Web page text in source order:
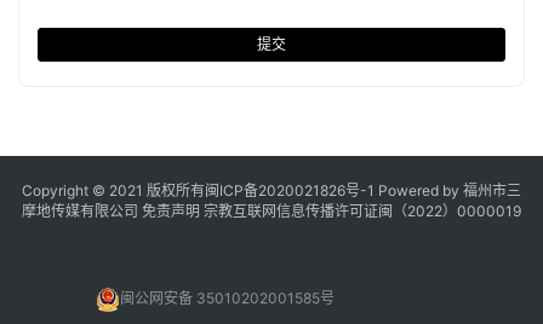
提交
Copyright © 2021 版权所有闽ICP备2020021826号-1 Powered by 福州市三
摩地传媒有限公司 免责声明 宗教互联网信息传播许可证闽（2022）0000019
闽公网安备 35010202001585号